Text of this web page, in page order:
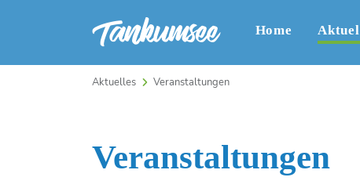
Home
Aktuelles Veranstaltungen
Veranstaltungen